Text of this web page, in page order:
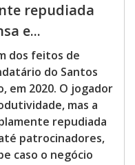
repudiada
e...
dos feitos de
do Santos
em 2020. O jogador
mas a
repudiada
patrocinadores,
caso o negócio